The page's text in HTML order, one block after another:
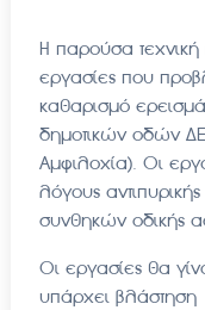
Η παρούσα τεχνική
εργασίες που
καθαρισμό
δημοτικών οδών ΔΕ
Αμφιλοχία). Οι
λόγους
συνθηκών οδικής
Οι εργασίες θα
υπάρχει βλάστηση